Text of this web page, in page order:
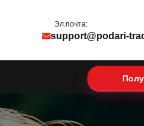
Эл.почта:
support@podari-